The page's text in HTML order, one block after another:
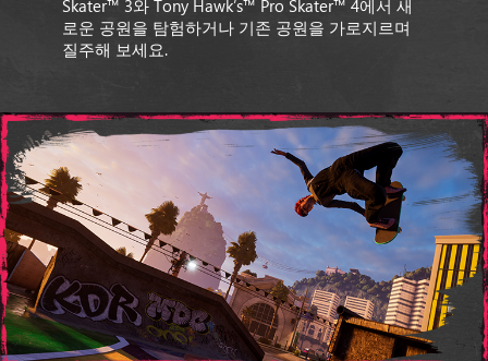
Skater™ 3와 Tony Hawk’s™ Pro Skater™ 4에서 새
로운 공원을 탐험하거나 기존 공원을 가로지르며
질주해 보세요.